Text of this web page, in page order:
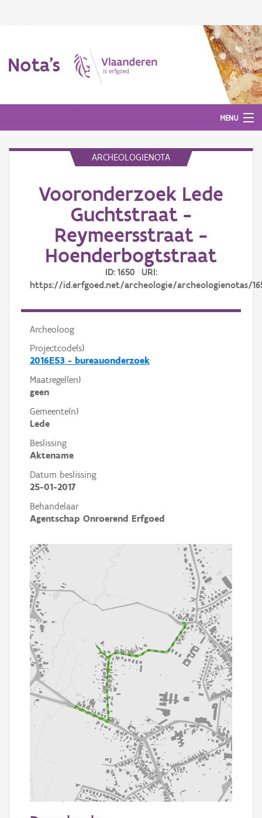
Nota's
MENU
Aanmelden
ARCHEOLOGIENOTA
Vooronderzoek Lede
Guchtstraat -
Reymeersstraat -
Hoenderbogtstraat
ID: 1650 URI:
https://id.erfgoed.net/archeologie/archeologienotas/
Archeoloog
Projectcode(s)
2016E53 - bureauonderzoek
Maatregel(en)
geen
Gemeente(n)
Lede
Beslissing
Aktename
Datum beslissing
25-01-2017
Behandelaar
Agentschap Onroerend Erfgoed